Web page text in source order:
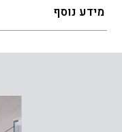
מידע נוסף